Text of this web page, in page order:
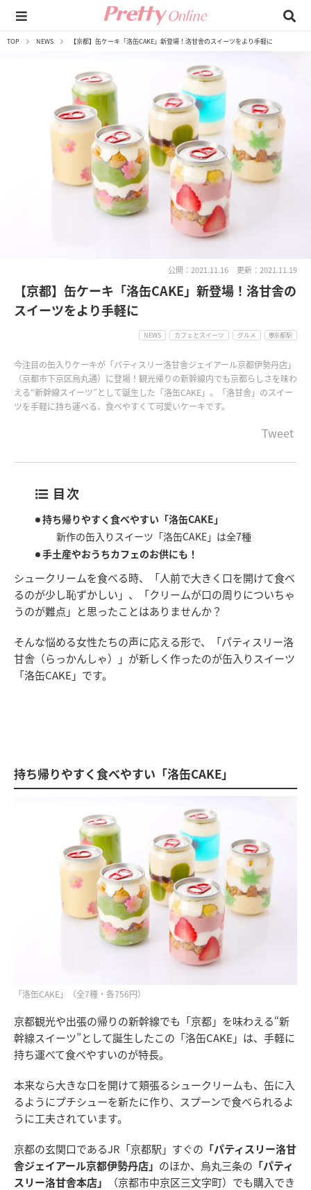
TOP NEWS 【京都】缶ケーキ「洛缶CAKE」新登場！洛甘舎のスイーツをより手軽に
公開：2021.11.16 更新：2021.11.19
【京都】缶ケーキ「洛缶CAKE」新登場！洛甘舎の
スイーツをより手軽に
NEWS カフェとスイーツ グルメ 京都駅
今注目の缶入りケーキが「パティスリー洛甘舎ジェイアール京都伊勢丹店」
（京都市下京区烏丸通）に登場！観光帰りの新幹線内でも京都らしさを味わ
える“新幹線スイーツ”として誕生した「洛缶CAKE」。「洛甘舎」のスイー
ツを手軽に持ち運べる、食べやすくて可愛いケーキです。
Tweet
目次
持ち帰りやすく食べやすい「洛缶CAKE」
新作の缶入りスイーツ「洛缶CAKE」は全7種
手土産やおうちカフェのお供にも！
シュークリームを食べる時、「人前で大きく口を開けて食べ
るのが少し恥ずかしい」、「クリームが口の周りについちゃ
うのが難点」と思ったことはありませんか？
そんな悩める女性たちの声に応える形で、「パティスリー洛
甘舎（らっかんしゃ）」が新しく作ったのが缶入りスイーツ
「洛缶CAKE」です。
持ち帰りやすく食べやすい「洛缶CAKE」
「洛缶CAKE」（全7種・各756円）
京都観光や出張の帰りの新幹線でも「京都」を味わえる“新
幹線スイーツ”として誕生したこの「洛缶CAKE」は、手軽に
持ち運べて食べやすいのが特長。
本来なら大きな口を開けて頬張るシュークリームも、缶に入
るようにプチシューを新たに作り、スプーンで食べられるよ
うに工夫されています。
京都の玄関口であるJR「京都駅」すぐの 「パティスリー洛甘
舎ジェイアール京都伊勢丹店」 のほか、烏丸三条の 「パティ
スリー洛甘舎本店」
（京都市中京区三文字町）でも購入でき